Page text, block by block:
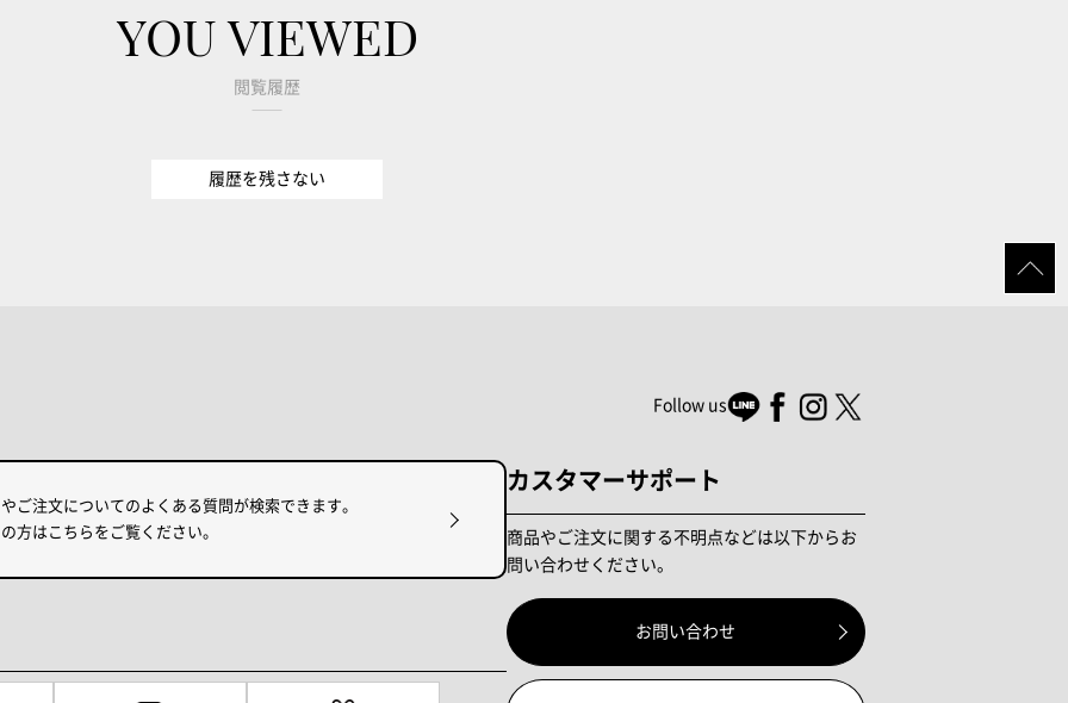
YOU VIEWED
閲覧履歴
履歴を残さない
Follow us
ご注文についてのよくある質問が検索できます。
方はこちらをご覧ください。
カスタマーサポート
商品やご注文に関する不明点などは以下からお
問い合わせください。
お問い合わせ